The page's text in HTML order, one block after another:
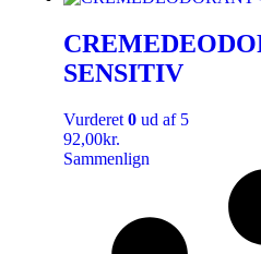
SENSITIV
Vurderet 0 ud af 5
92,00kr.
Sammenlign